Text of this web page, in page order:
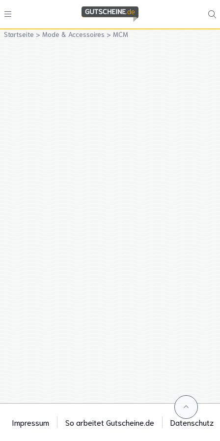
Startseite > Mode & Accessoires > MCM
Impressum So arbeitet Gutscheine.de Datenschutz